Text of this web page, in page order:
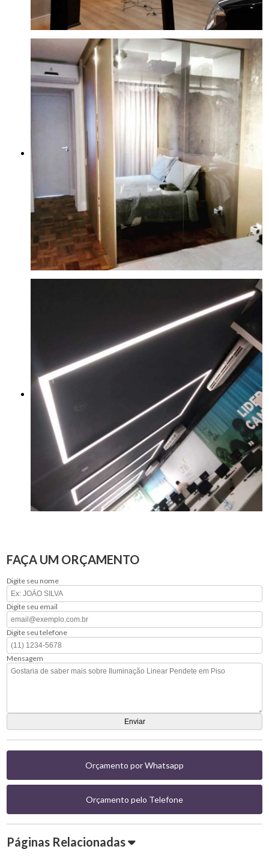
FAÇA UM ORÇAMENTO
Digite seu nome
Digite seu email
Digite seu telefone
Mensagem
Orçamento por Whatsapp
Orçamento pelo Telefone
Páginas Relacionadas